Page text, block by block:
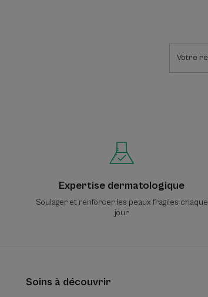
Expertise dermatologique
Soulager et renforcer les peaux fragiles chaque
jour
Soins à découvrir